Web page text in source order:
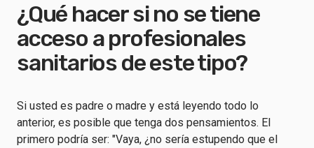
¿Qué hacer si no se tiene
acceso a profesionales
sanitarios de este tipo?
Si usted es padre o madre y está leyendo todo lo
anterior, es posible que tenga dos pensamientos. El
primero podría ser: "Vaya, ¿no sería estupendo que el